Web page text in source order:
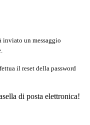
inviato un messaggio
il reset della password
di posta elettronica!